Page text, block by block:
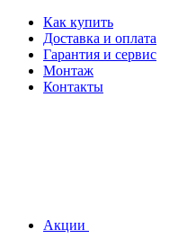
Как купить
Доставка и оплата
Гарантия и сервис
Монтаж
Контакты
Акции